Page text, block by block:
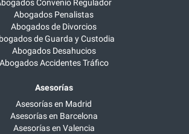
Convenio Regulador
Abogados Penalistas
Abogados de Divorcios
de Guarda y Custodia
Abogados Desahucios
Abogados Accidentes Tráfico
Asesorías
Asesorías en Madrid
Asesorías en Barcelona
Asesorías en Valencia